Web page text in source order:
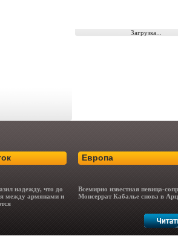
Загрузка...
надежду, что до
между армянами и
Европа
Всемирно известная певица-
Монсеррат Кабалье снова в